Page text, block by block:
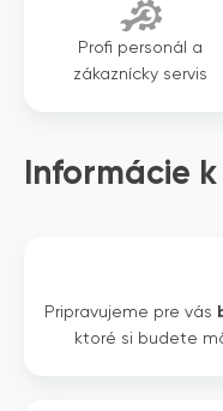
Profi personál a
zákaznícky servis
Informácie
Pripravujeme pre vás
ktoré si budete